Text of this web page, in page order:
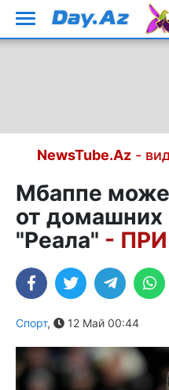
NewsTube.Az-
Мбаппе
от домашних
"Реала" -
Спорт, 12 Май 00:44